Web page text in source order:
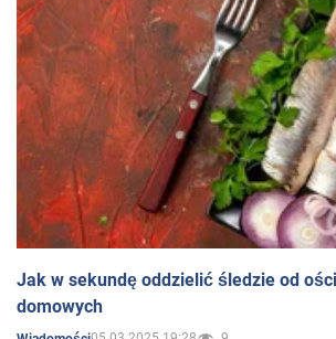
Jak w sekundę oddzielić śledzie od
domowych